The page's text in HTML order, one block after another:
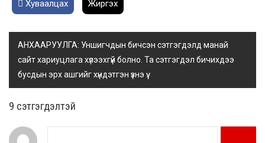
Хуваалцах Жиргэх
АНХААРУУЛГА: Уншигчдын бичсэн сэтгэгдэлд манай
сайт хариуцлага хүлээхгүй болно. Та сэтгэгдэл бичихдээ
бусдын эрх ашгийг хүндэтгэн үзнэ үү.
9 cэтгэгдэлтэй